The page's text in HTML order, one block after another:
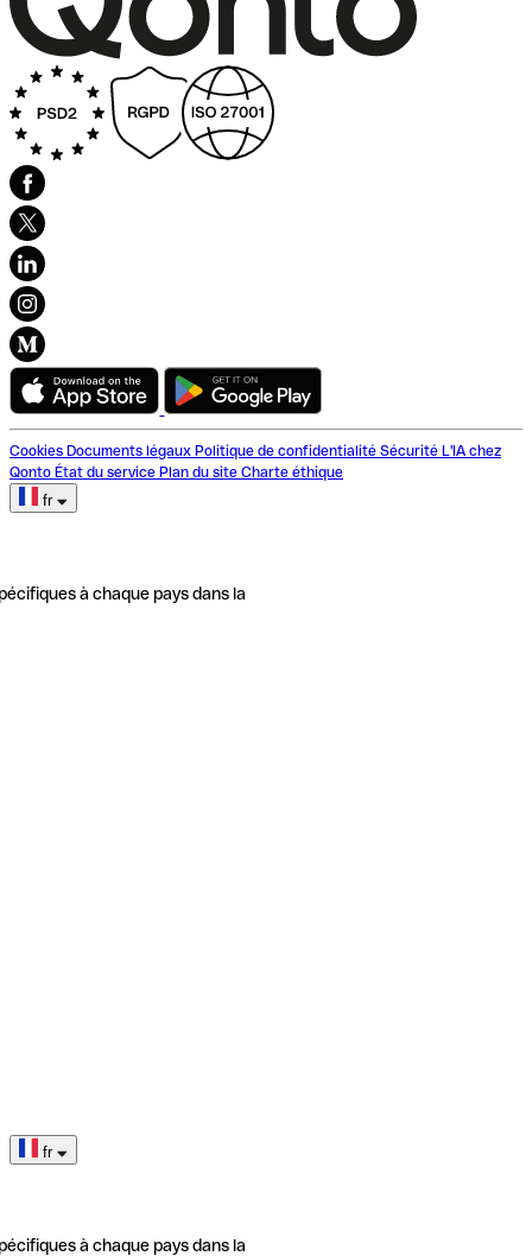
Cookies Documents légaux Politique de confidentialité Sécurité L'IA chez
Qonto État du service Plan du site Charte éthique
fr
à chaque pays dans la
fr
à chaque pays dans la